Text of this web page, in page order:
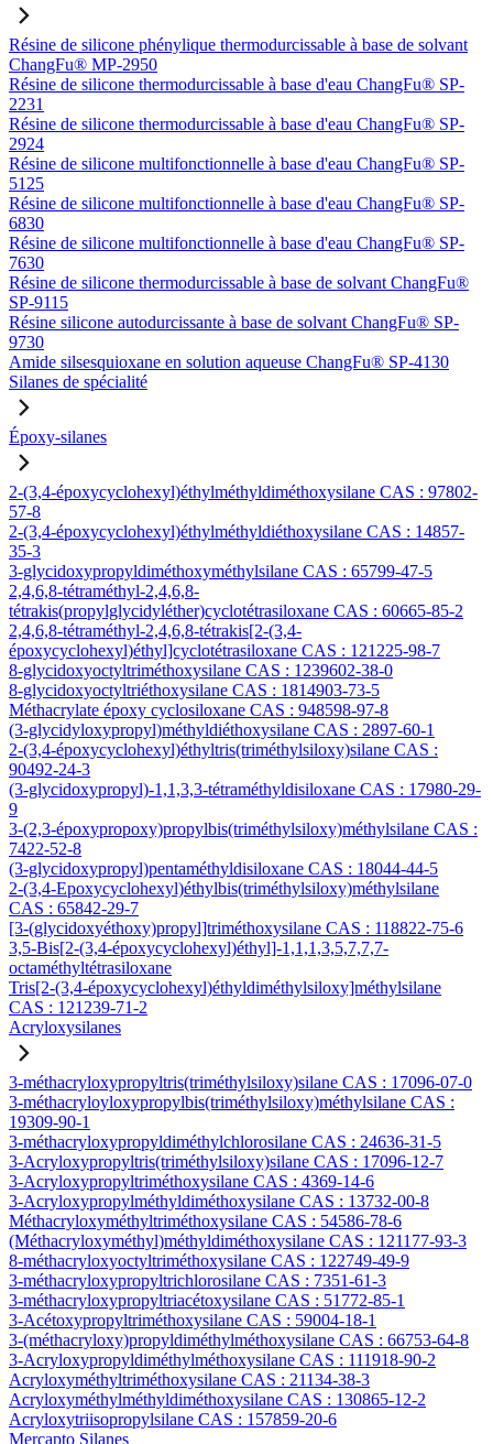
Résine de silicone phénylique thermodurcissable à base de solvant
ChangFu® MP-2950
Résine de silicone thermodurcissable à base d'eau ChangFu® SP-
2231
Résine de silicone thermodurcissable à base d'eau ChangFu® SP-
2924
Résine de silicone multifonctionnelle à base d'eau ChangFu® SP-
5125
Résine de silicone multifonctionnelle à base d'eau ChangFu® SP-
6830
Résine de silicone multifonctionnelle à base d'eau ChangFu® SP-
7630
Résine de silicone thermodurcissable à base de solvant ChangFu®
SP-9115
Résine silicone autodurcissante à base de solvant ChangFu® SP-
9730
Amide silsesquioxane en solution aqueuse ChangFu® SP-4130
Silanes de spécialité
Époxy-silanes
2-(3,4-époxycyclohexyl)éthylméthyldiméthoxysilane CAS : 97802-
57-8
2-(3,4-époxycyclohexyl)éthylméthyldiéthoxysilane CAS : 14857-
35-3
3-glycidoxypropyldiméthoxyméthylsilane CAS : 65799-47-5
2,4,6,8-tétraméthyl-2,4,6,8-
tétrakis(propylglycidyléther)cyclotétrasiloxane CAS : 60665-85-2
2,4,6,8-tétraméthyl-2,4,6,8-tétrakis[2-(3,4-
époxycyclohexyl)éthyl]cyclotétrasiloxane CAS : 121225-98-7
8-glycidoxyoctyltriméthoxysilane CAS : 1239602-38-0
8-glycidoxyoctyltriéthoxysilane CAS : 1814903-73-5
Méthacrylate époxy cyclosiloxane CAS : 948598-97-8
(3-glycidyloxypropyl)méthyldiéthoxysilane CAS : 2897-60-1
2-(3,4-époxycyclohexyl)éthyltris(triméthylsiloxy)silane CAS :
90492-24-3
(3-glycidoxypropyl)-1,1,3,3-tétraméthyldisiloxane CAS : 17980-29-
9
3-(2,3-époxypropoxy)propylbis(triméthylsiloxy)méthylsilane CAS :
7422-52-8
(3-glycidoxypropyl)pentaméthyldisiloxane CAS : 18044-44-5
2-(3,4-Epoxycyclohexyl)éthylbis(triméthylsiloxy)méthylsilane
CAS : 65842-29-7
[3-(glycidoxyéthoxy)propyl]triméthoxysilane CAS : 118822-75-6
3,5-Bis[2-(3,4-époxycyclohexyl)éthyl]-1,1,1,3,5,7,7,7-
octaméthyltétrasiloxane
Tris[2-(3,4-époxycyclohexyl)éthyldiméthylsiloxy]méthylsilane
CAS : 121239-71-2
Acryloxysilanes
3-méthacryloxypropyltris(triméthylsiloxy)silane CAS : 17096-07-0
3-méthacryloyloxypropylbis(triméthylsiloxy)méthylsilane CAS :
19309-90-1
3-méthacryloxypropyldiméthylchlorosilane CAS : 24636-31-5
3-Acryloxypropyltris(triméthylsiloxy)silane CAS : 17096-12-7
3-Acryloxypropyltriméthoxysilane CAS : 4369-14-6
3-Acryloxypropylméthyldiméthoxysilane CAS : 13732-00-8
Méthacryloxyméthyltriméthoxysilane CAS : 54586-78-6
(Méthacryloxyméthyl)méthyldiméthoxysilane CAS : 121177-93-3
8-méthacryloxyoctyltriméthoxysilane CAS : 122749-49-9
3-méthacryloxypropyltrichlorosilane CAS : 7351-61-3
3-méthacryloxypropyltriacétoxysilane CAS : 51772-85-1
3-Acétoxypropyltriméthoxysilane CAS : 59004-18-1
3-(méthacryloxy)propyldiméthylméthoxysilane CAS : 66753-64-8
3-Acryloxypropyldiméthylméthoxysilane CAS : 111918-90-2
Acryloxyméthyltriméthoxysilane CAS : 21134-38-3
Acryloxyméthylméthyldiméthoxysilane CAS : 130865-12-2
Acryloxytriisopropylsilane CAS : 157859-20-6
Mercapto Silanes